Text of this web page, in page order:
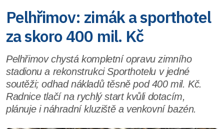
Pelhřimov: zimák a sporthotel
za skoro 400 mil. Kč
Pelhřimov chystá kompletní opravu zimního
stadionu a rekonstrukci Sporthotelu v jedné
soutěži; odhad nákladů těsně pod 400 mil. Kč.
Radnice tlačí na rychlý start kvůli dotacím,
plánuje i náhradní kluziště a venkovní bazén.